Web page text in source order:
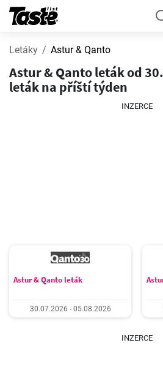
Letáky Astur & Qanto
Astur & Qanto leták od
leták na příští týden
INZERCE
Astur & Qanto leták
30.07.2026 - 05.08.2026
INZERCE